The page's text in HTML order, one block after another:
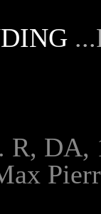
R, DA,